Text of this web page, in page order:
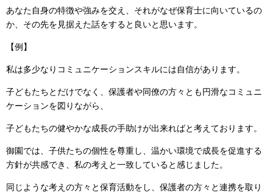
あなた自身の特徴や強みを交え、それがなぜ保育士に向いているの
か、その先を見据えた話をすると良いと思います。
【例】
私は多少なりコミュニケーションスキルには自信があります。
子どもたちとだけでなく、保護者や同僚の方々とも円滑なコミュニ
ケーションを図りながら、
子どもたちの健やかな成長の手助けが出来ればと考えております。
御園では、子供たちの個性を尊重し、温かい環境で成長を促進する
方針が共感でき、私の考えと一致していると感じました。
同じような考えの方々と保育活動をし、保護者の方々と連携を取り